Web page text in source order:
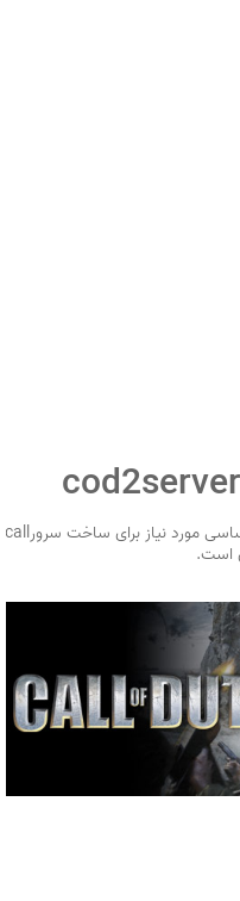
در زیر دستورالعمل های اساسی مورد نیاز برای ساخت سرورcall